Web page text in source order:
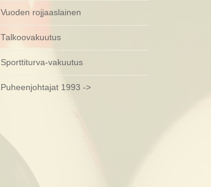
Vuoden rojjaaslainen
Talkoovakuutus
Sporttiturva-vakuutus
Puheenjohtajat 1993 ->